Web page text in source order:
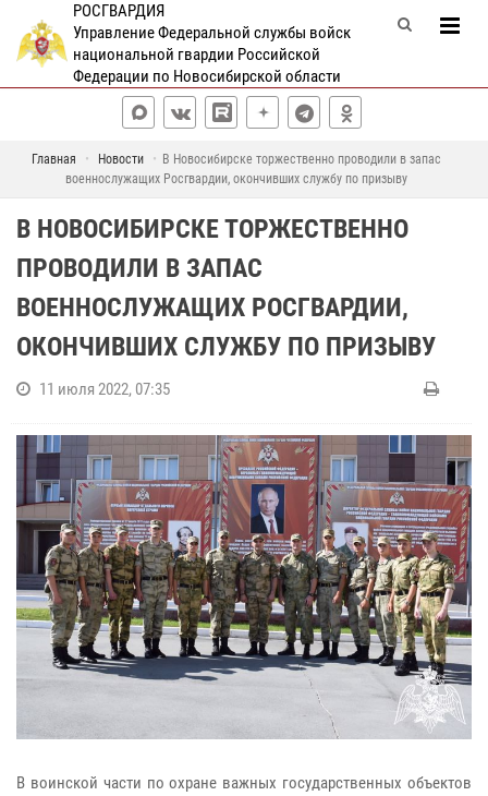
РОСГВАРДИЯ
Управление Федеральной службы войск
национальной гвардии Российской
Федерации по Новосибирской области
Главная Новости
В Новосибирске торжественно проводили в запас
военнослужащих Росгвардии, окончивших службу по призыву
В НОВОСИБИРСКЕ ТОРЖЕСТВЕННО
ПРОВОДИЛИ В ЗАПАС
ВОЕННОСЛУЖАЩИХ РОСГВАРДИИ,
ОКОНЧИВШИХ СЛУЖБУ ПО ПРИЗЫВУ
11 июля 2022, 07:35
В воинской части по охране важных государственных объектов